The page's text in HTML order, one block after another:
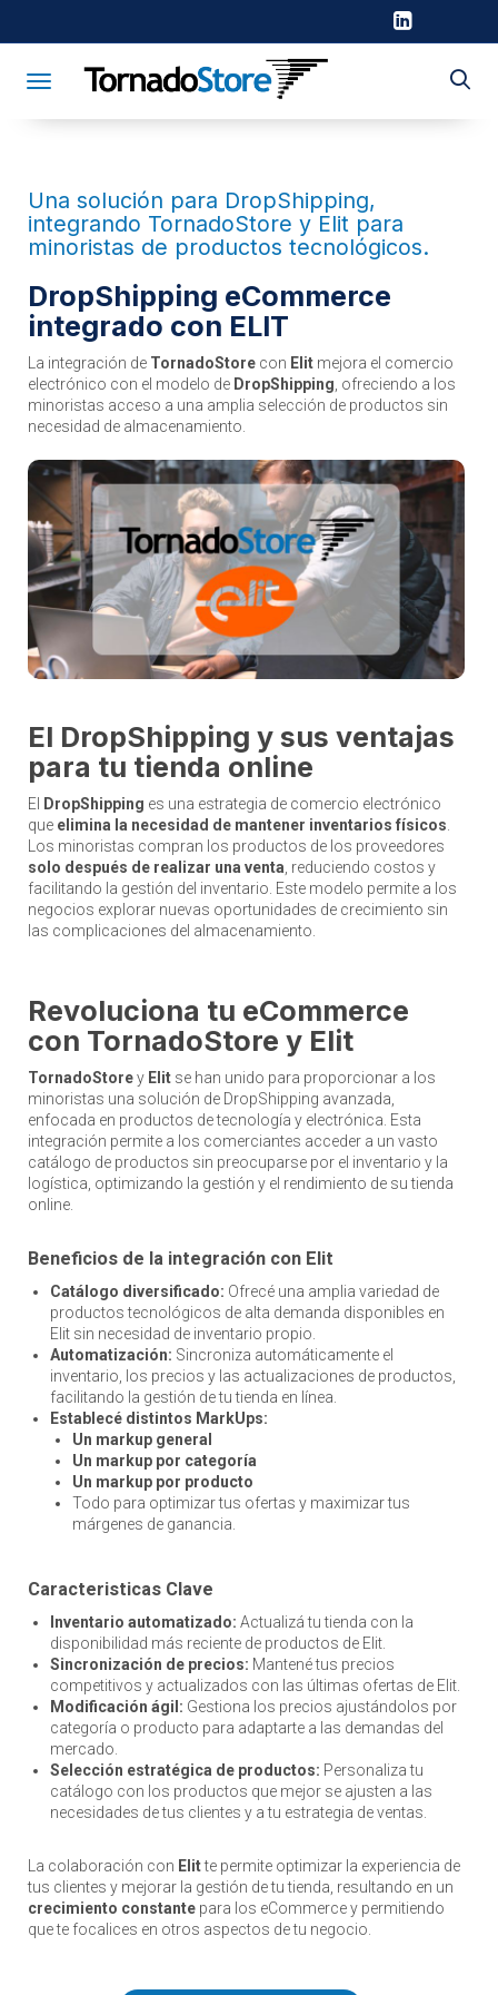
Toggle navigation
Una solución para DropShipping,
integrando TornadoStore y Elit para
minoristas de productos tecnológicos.
DropShipping eCommerce
integrado con ELIT
La integración de TornadoStore con Elit mejora el comercio
electrónico con el modelo de DropShipping , ofreciendo a los
minoristas acceso a una amplia selección de productos sin
necesidad de almacenamiento.
El DropShipping y sus ventajas
para tu tienda online
El DropShipping es una estrategia de comercio electrónico
que elimina la necesidad de mantener inventarios físicos
Los minoristas compran los productos de los proveedores
solo después de realizar una venta , reduciendo costos y
facilitando la gestión del inventario. Este modelo permite a los
negocios explorar nuevas oportunidades de crecimiento sin
las complicaciones del almacenamiento.
Revoluciona tu eCommerce
con TornadoStore y Elit
TornadoStorey Elit se han unido para proporcionar a los
minoristas una solución de DropShipping avanzada,
enfocada en productos de tecnología y electrónica. Esta
integración permite a los comerciantes acceder a un vasto
catálogo de productos sin preocuparse por el inventario y la
logística, optimizando la gestión y el rendimiento de su tienda
online.
Beneficios de la integración con Elit
Catálogo diversificado: Ofrecé una amplia variedad de
productos tecnológicos de alta demanda disponibles en
Elit sin necesidad de inventario propio.
Automatización: Sincroniza automáticamente el
inventario, los precios y las actualizaciones de productos,
facilitando la gestión de tu tienda en línea.
Establecé distintos MarkUps:
Un markup general
Un markup por categoría
Un markup por producto
Todo para optimizar tus ofertas y maximizar tus
márgenes de ganancia.
Caracteristicas Clave
Inventario automatizado: Actualizá tu tienda con la
disponibilidad más reciente de productos de Elit.
Sincronización de precios: Mantené tus precios
competitivos y actualizados con las últimas ofertas de Elit.
Modificación ágil: Gestiona los precios ajustándolos por
categoría o producto para adaptarte a las demandas del
mercado.
Selección estratégica de productos: Personaliza tu
catálogo con los productos que mejor se ajusten a las
necesidades de tus clientes y a tu estrategia de ventas.
La colaboración con Elitte permite optimizar la experiencia de
tus clientes y mejorar la gestión de tu tienda, resultando en un
crecimiento constante para los eCommerce y permitiendo
que te focalices en otros aspectos de tu negocio.